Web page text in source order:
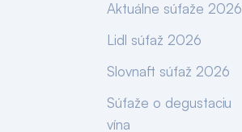
Aktuálne súťaže 2026
Lidl súťaž 2026
Slovnaft súťaž 2026
Súťaže o degustaciu
vína